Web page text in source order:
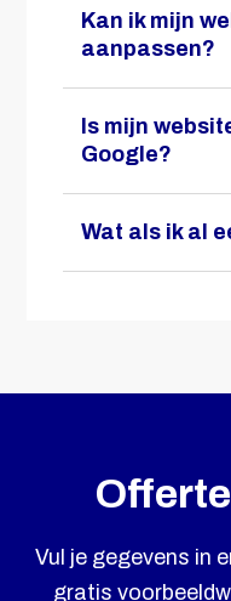
Kan ik mijn
aanpassen?
Is mijn
Google?
Wat als ik al
Vul je gegevens in
gratis